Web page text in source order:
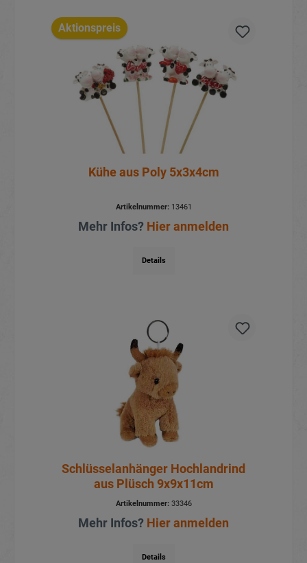
Aktionspreis
Kühe aus Poly 5x3x4cm
Artikelnummer:13461
Mehr Infos? Hier anmelden
Details
Schlüsselanhänger Hochlandrind
aus Plüsch 9x9x11cm
Artikelnummer:33346
Mehr Infos? Hier anmelden
Details